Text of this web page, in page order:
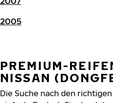
2005
PREMIUM-
NISSAN
Die Suche nach den